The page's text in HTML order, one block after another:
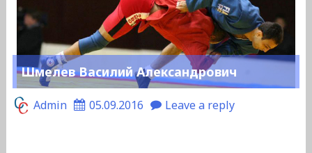
Шмелев Василий Александрович
Admin 05.09.2016 Leave a reply